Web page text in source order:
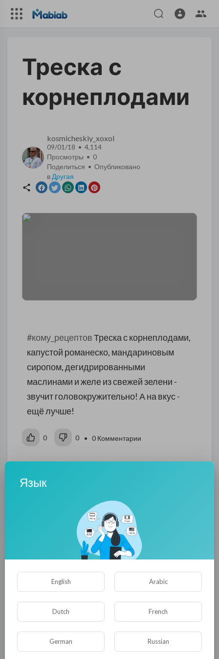
Треска с
корнеплодами
kosmicheskiy_xoxol
09/01/18 • 4,114
Просмотры • 0
Поделиться • Опубликовано
в Другая
#кому_рецептовТреска с корнеплодами,
капустой романеско, мандариновым
сиропом, дегидрированными
маслинами и желе из свежей зелени -
звучит головокружительно! А на вкус -
ещё лучше!
0 0 • 0 Комментарии
Комментариев нет
Язык
English Arabic
Dutch French
German Russian